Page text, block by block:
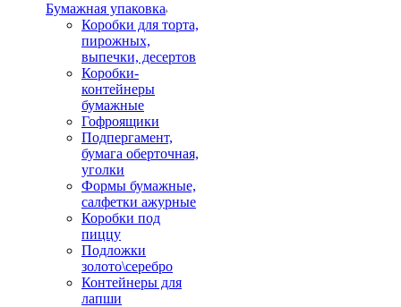
Бумажная упаковка
Коробки для торта,
пирожных,
выпечки, десертов
Коробки-
контейнеры
бумажные
Гофроящики
Подпергамент,
бумага оберточная,
уголки
Формы бумажные,
салфетки ажурные
Коробки под
пиццу
Подложки
золото\серебро
Контейнеры для
лапши